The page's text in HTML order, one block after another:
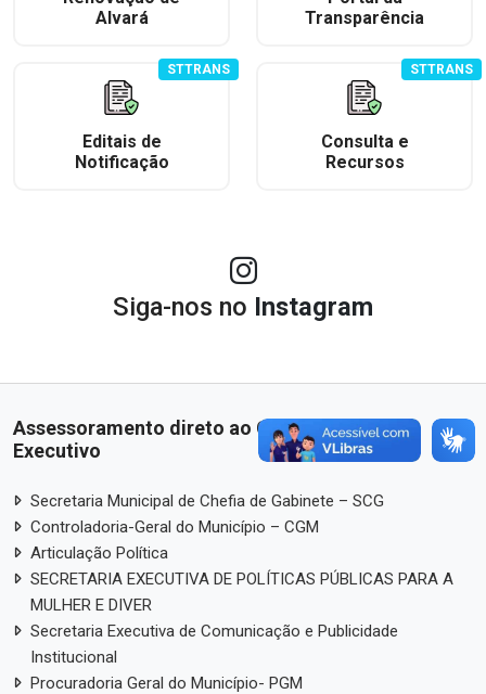
Alvará
Transparência
Editais de
Notificação
STTRANS
Consulta e
Recursos
STTRANS
Siga-nos no Instagram
Assessoramento direto ao Chefe do Poder
Executivo
Secretaria Municipal de Chefia de Gabinete – SCG
Controladoria-Geral do Município – CGM
Articulação Política
SECRETARIA EXECUTIVA DE POLÍTICAS PÚBLICAS PARA A
MULHER E DIVER
Secretaria Executiva de Comunicação e Publicidade
Institucional
Procuradoria Geral do Município- PGM